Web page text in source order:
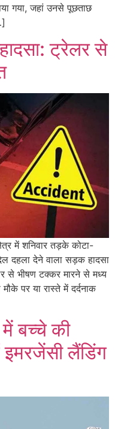
गया, जहां उनसे पूछताछ
ट्रेलर से
में शनिवार तड़के कोटा-
दहला देने वाला सड़क हादसा
भीषण टक्कर मारने से मध्य
पर या रास्ते में दर्दनाक
बच्चे की
इमरजेंसी लैंडिंग